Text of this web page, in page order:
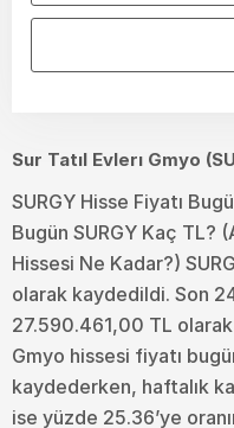
Sur Tatıl Evlerı Gmyo
SURGY Hisse Fiyatı
Bugün SURGY Kaç TL?
Hissesi Ne Kadar?)
olarak kaydedildi. Son
27.590.461,00 TL
Gmyo hissesi fiyatı
kaydederken, haftalık
ise yüzde 25.36’ye